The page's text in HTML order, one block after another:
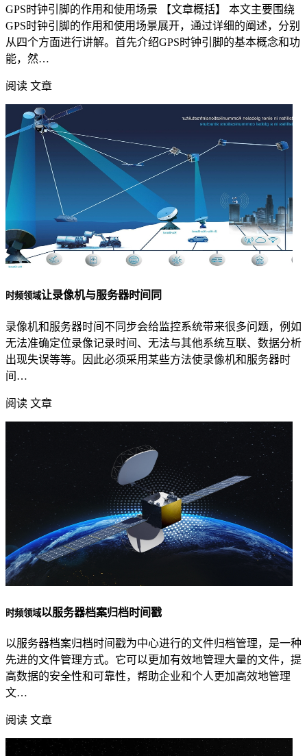
GPS时钟引脚的作用和使用场景 【文章概括】 本文主要围绕
GPS时钟引脚的作用和使用场景展开，通过详细的阐述，分别
从四个方面进行讲解。首先介绍GPS时钟引脚的基本概念和功
能，然…
阅读 文章
时频领域让录像机与服务器时间同
录像机和服务器时间不同步会给监控系统带来很多问题，例如
无法准确定位录像记录时间、无法与其他系统互联、数据分析
出现失误等等。因此必须采用某些方法使录像机和服务器时
间…
阅读 文章
时频领域以服务器档案归档时间戳
以服务器档案归档时间戳为中心进行的文件归档管理，是一种
先进的文件管理方式。它可以更加有效地管理大量的文件，提
高数据的安全性和可靠性，帮助企业和个人更加高效地管理
文…
阅读 文章